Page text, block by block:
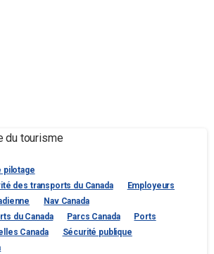
pilotage
des transports du Canada
Employeurs
Nav Canada
du Canada
Parcs Canada
Ports
Canada
Sécurité publique